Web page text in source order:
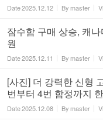
Date2025.12.12 Bymaster
잠수함 구매 상승, 캐
원
Date2025.12.11 Bymaster
[사진] 더 강력한 신형
번부터 4번 함정까지
Date2025.12.08 Bymaster